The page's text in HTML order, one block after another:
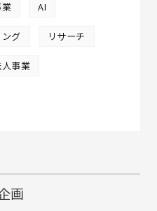
AI
グ リサーチ
事業
画